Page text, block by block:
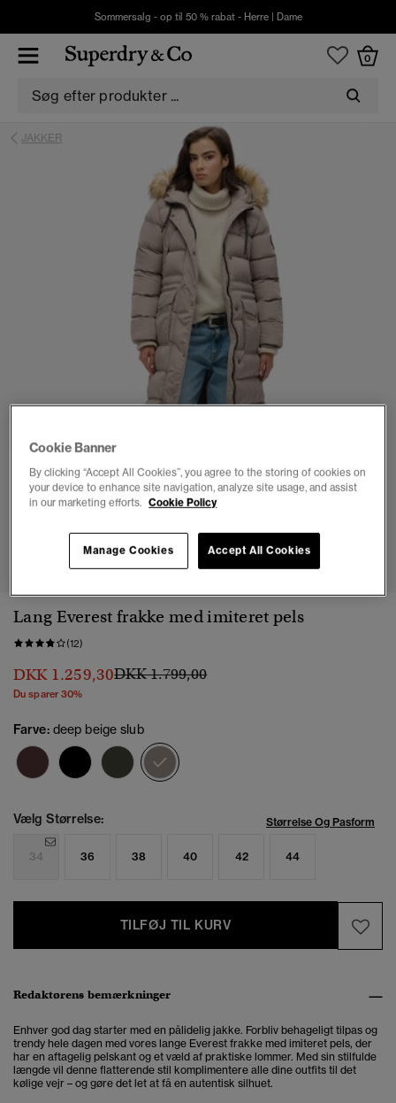
Sommersalg - op til 50 % rabat - Herre| Dame
0
JAKKER
2 6 7
Lang Everest frakke med imiteret pels
(12)
DKK 1.259,30Pris nedsat fra
DKK 1.799,00til
Du sparer 30%
Farve: deep beige slub
Vælg Størrelse: Størrelse Og Pasform
34 36 38 40 42 44
TILFØJ TIL KURV
Redaktørens bemærkninger
Enhver god dag starter med en pålidelig jakke. Forbliv behageligt tilpas og
trendy hele dagen med vores lange Everest frakke med imiteret pels, der
har en aftagelig pelskant og et væld af praktiske lommer. Med sin stilfulde
længde vil denne flatterende stil komplimentere alle dine outfits til det
kølige vejr – og gøre det let at få en autentisk silhuet.
Cookie Banner
By clicking “Accept All Cookies”, you agree to the storing of cookies on
your device to enhance site navigation, analyze site usage, and assist
in our marketing efforts. Cookie Policy
Accept All Cookies
Manage Cookies